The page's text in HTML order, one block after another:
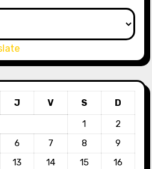
J V S
D
1
2
6 7 8
9
13 14 15
16